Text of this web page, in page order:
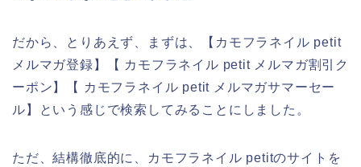
だから、とりあえず、まずは、【カモフラネイル petit
メルマガ登録】【 カモフラネイル petit メルマガ割引ク
ーポン】【 カモフラネイル petit メルマガサマーセー
ル】という感じで検索してみることにしました。
ただ、結構徹底的に、カモフラネイル petitのサイトを